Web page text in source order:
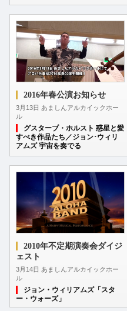
2016年春公演お知らせ
3月13日 あましんアルカイックホー
ル
グスターブ・ホルスト 惑星と愛
すべき作品たち／ジョン･ウィリ
アムズ 宇宙を奏でる
2010年不定期演奏会ダイジ
ェスト
3月14日 あましんアルカイックホー
ル
ジョン・ウィリアムズ「スタ
ー・ウォーズ」